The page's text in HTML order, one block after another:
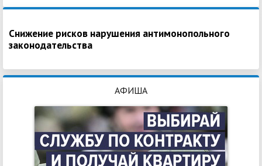
Снижение рисков нарушения антимонопольного
законодательства
АФИША